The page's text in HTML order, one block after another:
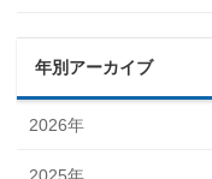
年別アーカイブ
2026年